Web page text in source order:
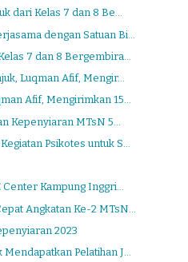
dari Kelas 7 dan 8 Be...
dengan Satuan Bi...
7 dan 8 Bergembira...
Luqman Afif, Mengir...
Afif, Mengirimkan 15...
Kepenyiaran MTsN 5...
Psikotes untuk S...
Center Kampung Inggri...
Angkatan Ke-2 MTsN...
2023
Pelatihan J...